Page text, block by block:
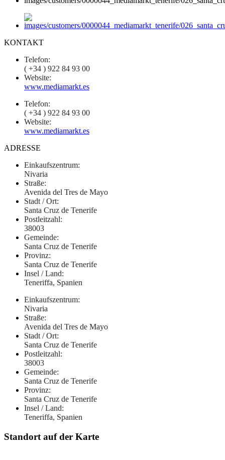
KONTAKT
Telefon:
( +34 ) 922 84 93 00
Website:
www.mediamarkt.es
Telefon:
( +34 ) 922 84 93 00
Website:
www.mediamarkt.es
ADRESSE
Einkaufszentrum:
Nivaria
Straße:
Avenida del Tres de Mayo
Stadt / Ort:
Santa Cruz de Tenerife
Postleitzahl:
38003
Gemeinde:
Santa Cruz de Tenerife
Provinz:
Santa Cruz de Tenerife
Insel / Land:
Teneriffa, Spanien
Einkaufszentrum:
Nivaria
Straße:
Avenida del Tres de Mayo
Stadt / Ort:
Santa Cruz de Tenerife
Postleitzahl:
38003
Gemeinde:
Santa Cruz de Tenerife
Provinz:
Santa Cruz de Tenerife
Insel / Land:
Teneriffa, Spanien
Standort auf der Karte